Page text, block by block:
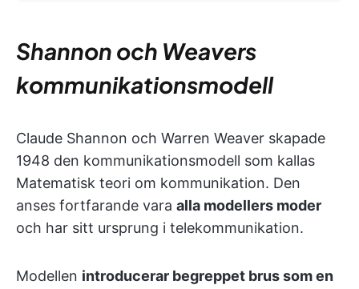
Shannon och Weavers
kommunikationsmodell
Claude Shannon och Warren Weaver skapade
1948 den kommunikationsmodell som kallas
Matematisk teori om kommunikation. Den
anses fortfarande vara alla modellers moder
och har sitt ursprung i telekommunikation.
Modellen introducerar begreppet brus som en